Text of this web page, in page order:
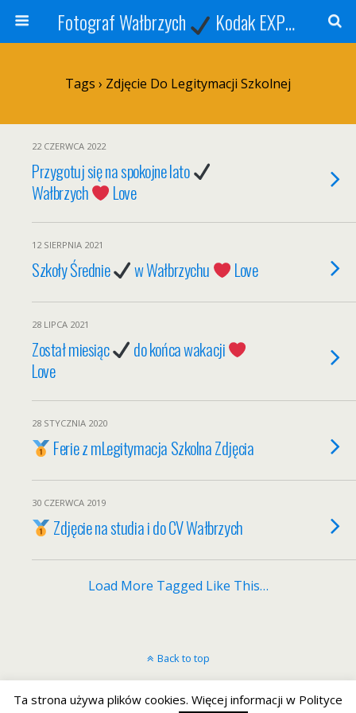
Fotograf Wałbrzych Kodak EXPRESS
Tags › Zdjęcie Do Legitymacji Szkolnej
22 CZERWCA 2022
Przygotuj się na spokojne lato
Wałbrzych
Love
12 SIERPNIA 2021
Szkoły Średnie w Wałbrzychu Love
28 LIPCA 2021
Został miesiąc
do końca wakacji
Love
28 STYCZNIA 2020
Ferie z mLegitymacja Szkolna Zdjęcia
30 CZERWCA 2019
Zdjęcie na studia i do CV Wałbrzych
Load More Tagged Like This…
Back to top
Mobile Desktop
Ta strona używa plików cookies. Więcej informacji w Polityce